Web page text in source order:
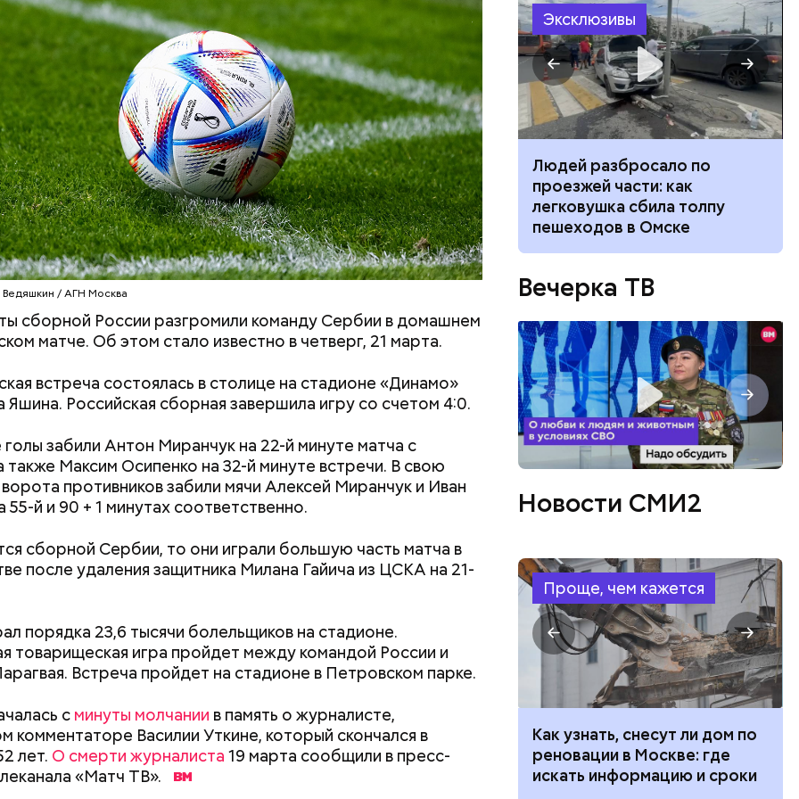
/ АГН Москва
сборной России разгромили команду Сербии в домашнем
матче. Об этом стало известно в четверг, 21 марта.
встреча состоялась в столице на стадионе «Динамо»
Яшина. Российская сборная завершила игру со счетом 4:0.
забили Антон Миранчук на 22-й минуте матча с
также Максим Осипенко на 32-й минуте встречи. В свою
противников забили мячи Алексей Миранчук и Иван
55-й и 90 + 1 минутах соответственно.
сборной Сербии, то они играли большую часть матча в
после удаления защитника Милана Гайича из ЦСКА на 21-
порядка 23,6 тысячи болельщиков на стадионе.
товарищеская игра пройдет между командой России и
Встреча пройдет на стадионе в Петровском парке.
с минуты молчании в память о журналисте,
комментаторе Василии Уткине, который скончался в
лет. О смерти журналиста 19 марта сообщили в пресс-
«Матч ТВ».
семейство опять вернулось жить в столицу. Лев
на заводе играл в футбол в команде любителей. Достигнув
возраста, юноша отправился служить. В солдате
талант тренер ФК «Динамо» Аркадий Чернышев: он
матча стало то, что вратарь Илья Помазун и защитники
и Юрий Горшков провели свою дебютную встречу в
федерации футбола.
Эксклюзивы
Хотела спасти малыша: как
мать и сын погибли при
падении из окна в Раменском
Вода за 10 тысяч: поможет ли
японский напиток сбросить
лишний вес
Людей разбросало по
проезжей части: как
легковушка сбила толпу
пешеходов в Омске
Вечерка ТВ
Новости СМИ2
Проще, чем кажется
Как поменять батареи дома и
не получить штраф
Как получить до 100 тысяч
рублей от государства при
Как узнать, снесут ли дом по
реновации в Москве: где
искать информацию и сроки